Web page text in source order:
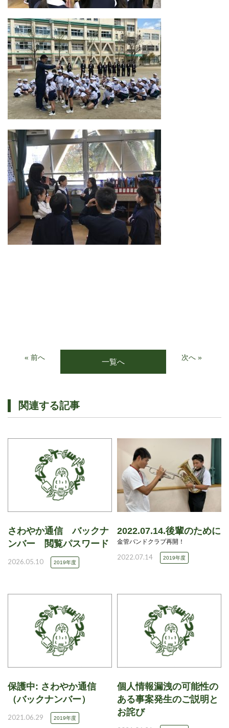
« 前へ 一覧へ 次へ »
関連する記事
さわやか通信 バックナ
ンバー 閲覧パスワード
2026.05.10 2019年度
2022.07.14.後輩のために
金管バンドクラブ再開！
2022.07.14 2019年度
保護中: さわやか通信
（バックナンバー）
2021.06.29 2019年度
個人情報漏洩の可能性の
ある事案発生のご説明と
お詫び